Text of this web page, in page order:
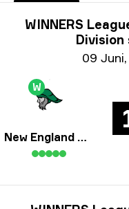
Turnier-Informationen
WINNERS
Division
09 Juni,
W
New England Whalers